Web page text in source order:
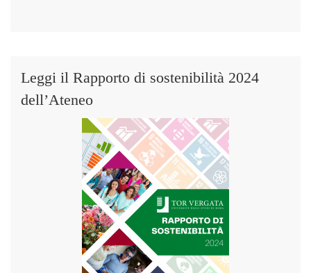
Leggi il Rapporto di sostenibilità 2024
dell’Ateneo